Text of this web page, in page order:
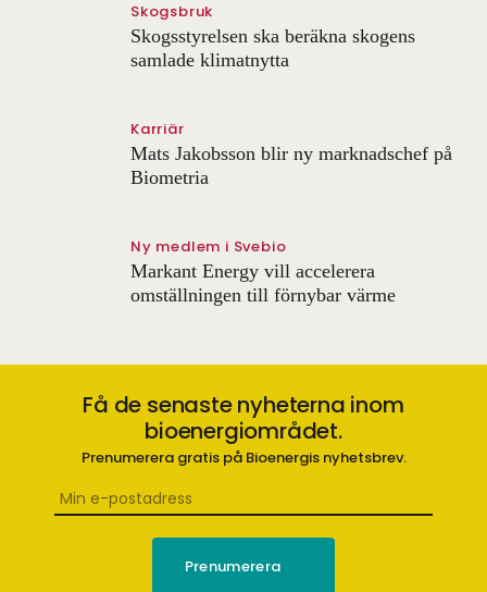
Skogsbruk
Skogsstyrelsen ska beräkna skogens
samlade klimatnytta
Karriär
Mats Jakobsson blir ny marknadschef på
Biometria
Ny medlem i Svebio
Markant Energy vill accelerera
omställningen till förnybar värme
Få de senaste nyheterna inom
bioenergiområdet.
Prenumerera gratis på Bioenergis nyhetsbrev.